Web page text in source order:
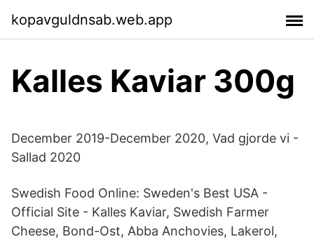
kopavguldnsab.web.app
Kalles Kaviar 300g
December 2019-December 2020, Vad gjorde vi -
Sallad 2020
Swedish Food Online: Sweden's Best USA -
Official Site - Kalles Kaviar, Swedish Farmer
Cheese, Bond-Ost, Abba Anchovies, Lakerol,